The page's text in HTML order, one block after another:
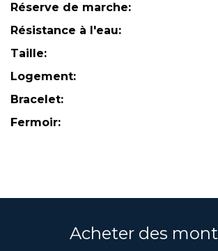
Réserve de marche:
Résistance à l'eau:
Taille:
Logement:
Bracelet:
Fermoir:
Acheter des